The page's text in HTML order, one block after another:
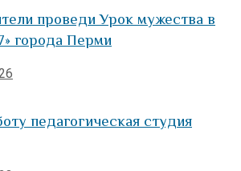
проведи Урок мужества в
города Перми
педагогическая студия